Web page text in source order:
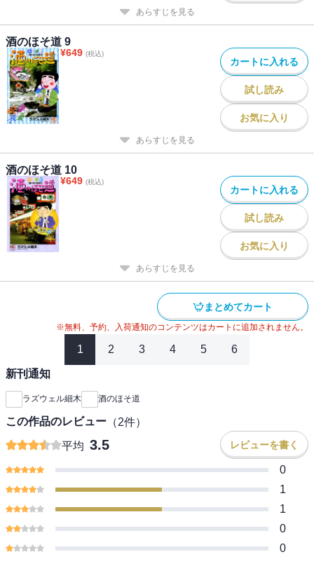
あらすじを見る
酒のほそ道 9
¥649 (税込)
カートに入れる
試し読み
お気に入り
あらすじを見る
酒のほそ道 10
¥649 (税込)
カートに入れる
試し読み
お気に入り
あらすじを見る
まとめてカート
※無料、予約、入荷通知のコンテンツはカートに追加されません。
1 2 3 4 5 6
新刊通知
ラズウェル細木 酒のほそ道
この作品のレビュー （2件）
平均 3.5 レビューを書く
0
1
1
0
0